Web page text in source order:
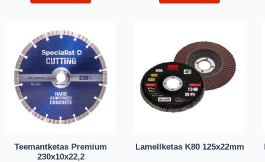
Teemantketas Premium
230x10x22,2
Lamellketas K80 125x22mm